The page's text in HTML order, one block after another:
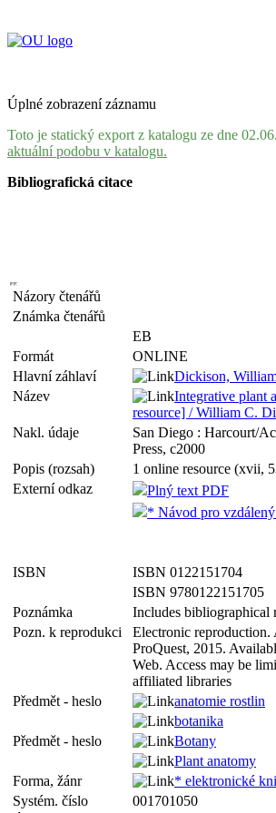
Úplné zobrazení záznamu
Toto je statický export z katalogu ze dne
aktuální podobu v katalogu.
Bibliografická citace
Názory čtenářů
Známka čtenářů
EB
Formát
ONLINE
Hlavní záhlaví
Dickison,
Název
Integrative plant
resource] / William C.
Nakl. údaje
San Diego : Harcourt/
Press, c2000
Popis (rozsah)
1 online resource (xvii,
Externí odkaz
Plný text PDF
* Návod pro
ISBN
ISBN 0122151704
ISBN 9780122151705
Poznámka
Includes bibliographical
Pozn. k reprodukci
Electronic
ProQuest, 2015.
Web. Access may be
affiliated libraries
Předmět - heslo
anatomie rostlin
botanika
Předmět - heslo
Botany
Plant anatomy
Forma, žánr
* elektronické
Systém. číslo
001701050